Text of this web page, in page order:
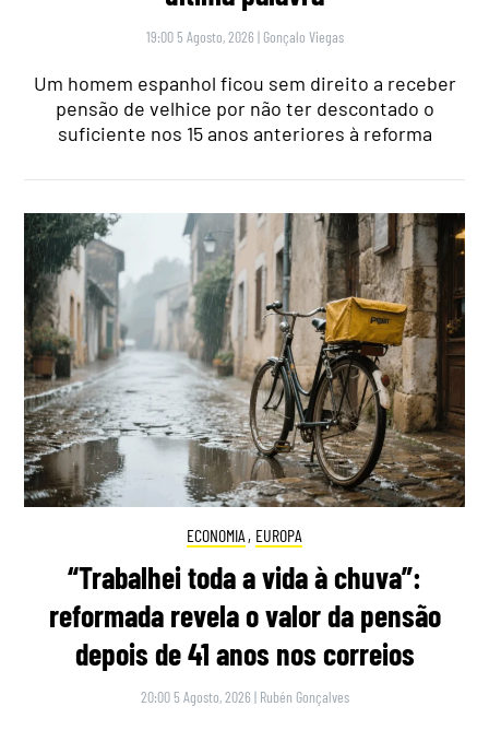
19:00 5 Agosto, 2026 | Gonçalo Viegas
Um homem espanhol ficou sem direito a receber
pensão de velhice por não ter descontado o
suficiente nos 15 anos anteriores à reforma
ECONOMIA , EUROPA
“Trabalhei toda a vida à chuva”:
reformada revela o valor da pensão
depois de 41 anos nos correios
20:00 5 Agosto, 2026 | Rubén Gonçalves